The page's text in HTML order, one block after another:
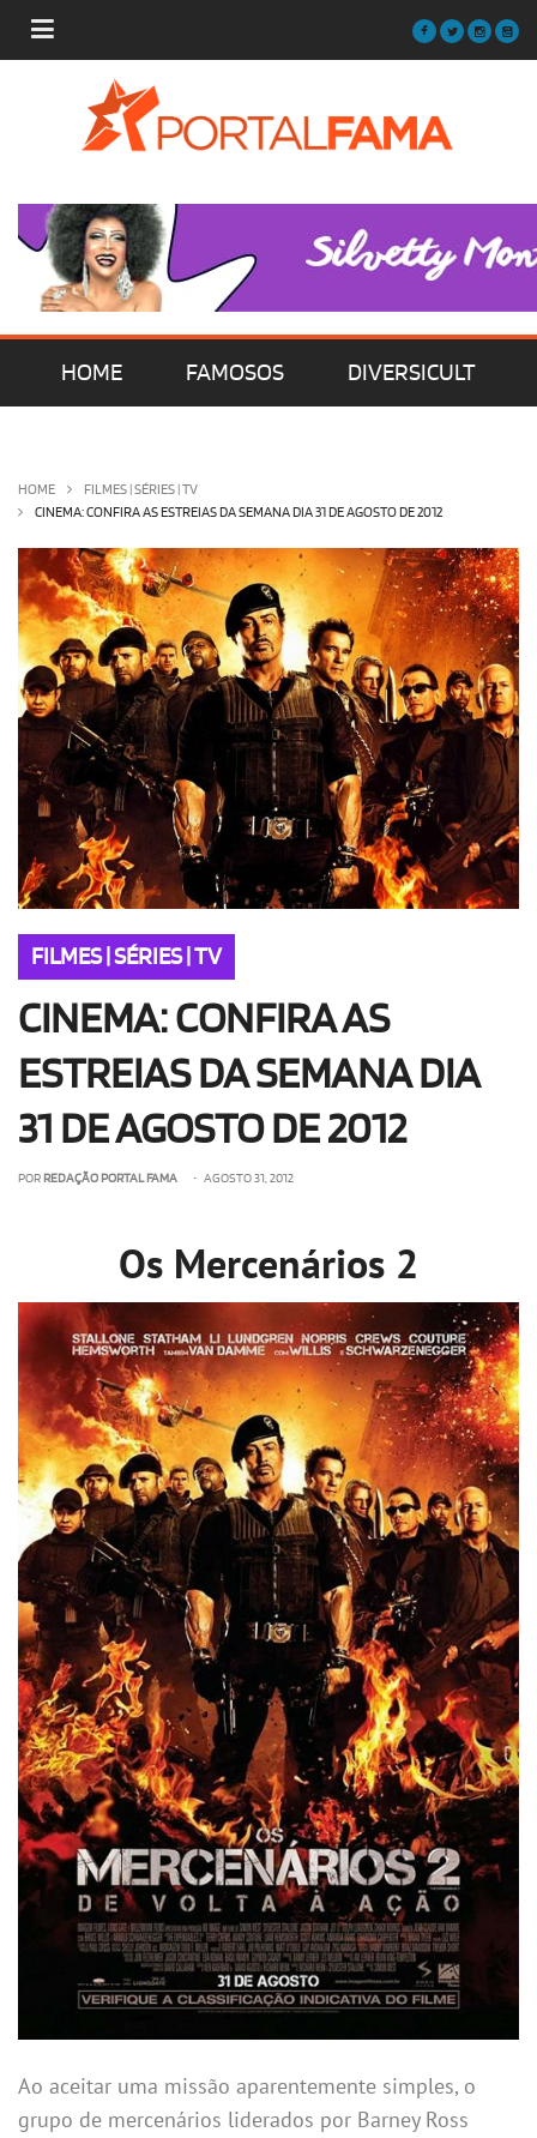
HOME FAMOSOS DIVERSICULT
OLHA ISSO! EU QUERO!
HOME
FILMES | SÉRIES | TV
CINEMA: CONFIRA AS ESTREIAS DA SEMANA DIA 31 DE AGOSTO DE 2012
FILMES | SÉRIES | TV
CINEMA: CONFIRA AS
ESTREIAS DA SEMANA DIA
31 DE AGOSTO DE 2012
POR REDAÇÃO PORTAL FAMA • AGOSTO 31, 2012
Os Mercenários 2
Ao aceitar uma missão aparentemente simples, o
grupo de mercenários liderados por Barney Ross